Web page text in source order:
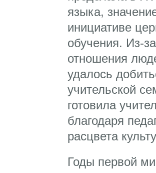
языка,
инициативе
обучения. Из-
отношения
удалось
учительской
готовила
благодаря
расцвета
Годы первой